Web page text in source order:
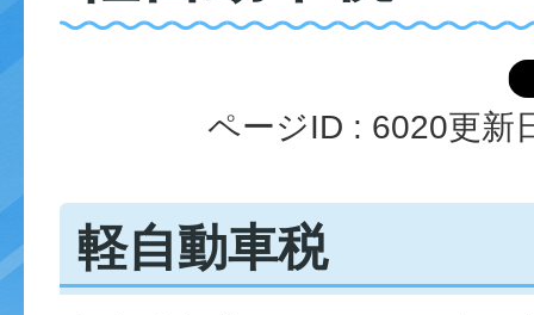
ページID : 6020更新
軽自動車税